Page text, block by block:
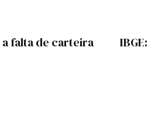
falta de carteira